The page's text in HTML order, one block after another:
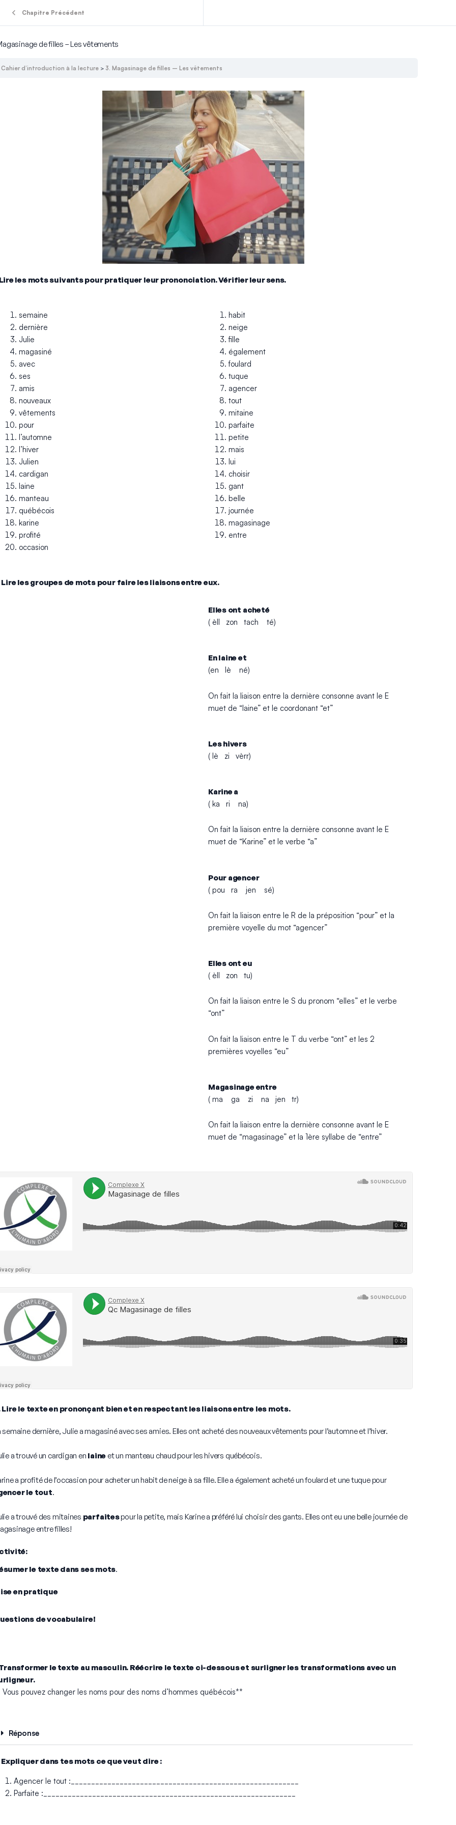
Chapitre Précédent
de filles – Les vêtements
Cahier d’introduction à la lecture 3. Magasinage de filles – Les vêtements
les mots suivants pour pratiquer leur prononciation. Vérifier leur sens.
semaine
dernière
Julie
magasiné
avec
ses
amis
nouveaux
vêtements
pour
l’automne
l’hiver
Julien
cardigan
laine
manteau
québécois
karine
profité
occasion
habit
neige
fille
également
foulard
tuque
agencer
tout
mitaine
parfaite
petite
mais
lui
choisir
gant
belle
journée
magasinage
entre
Lire les groupes de mots pour faire les liaisons entre eux.
Elles ont acheté
( èll zon tach té)
En laine et
(en lè né)
On fait la liaison entre la dernière consonne avant le E
muet de “laine” et le coordonant “et”
Les hivers
( lè zi vèrr)
Karine a
( ka ri na)
On fait la liaison entre la dernière consonne avant le E
muet de “Karine” et le verbe “a”
Pour agencer
( pou ra jen sé)
On fait la liaison entre le R de la préposition “pour” et la
première voyelle du mot “agencer”
Elles ont eu
( èll zon tu)
On fait la liaison entre le S du pronom “elles” et le verbe
“ont”
On fait la liaison entre le T du verbe “ont” et les 2
premières voyelles “eu”
Magasinage entre
( ma ga zi na jen tr)
On fait la liaison entre la dernière consonne avant le E
muet de “magasinage” et la 1ère syllabe de “entre”
Lire le texte en prononçant bien et en respectant les liaisons entre les mots.
semaine dernière, Julie a magasiné avec ses amies. Elles ont acheté des nouveaux vêtements pour l’automne et l’hiver.
a trouvé un cardigan en laine et un manteau chaud pour les hivers québécois.
a profité de l’occasion pour acheter un habit de neige à sa fille. Elle a également acheté un foulard et une tuque pour
le tout.
a trouvé des mitaines parfaitespour la petite, mais Karine a préféré lui choisir des gants. Elles ont eu une belle journée de
entre filles!
le texte dans ses mots.
en pratique
de vocabulaire!
le texte au masculin. Réécrire le texte ci-dessous et surligner les transformations avec un
pouvez changer les noms pour des noms d’hommes québécois**
Réponse
Expliquer dans tes mots ce que veut dire :
Agencer le tout :________________________________________________________
Parfaite :______________________________________________________________